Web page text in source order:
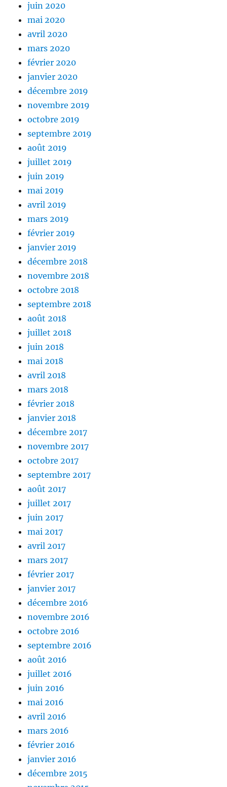
juin 2020
mai 2020
avril 2020
mars 2020
février 2020
janvier 2020
décembre 2019
novembre 2019
octobre 2019
septembre 2019
août 2019
juillet 2019
juin 2019
mai 2019
avril 2019
mars 2019
février 2019
janvier 2019
décembre 2018
novembre 2018
octobre 2018
septembre 2018
août 2018
juillet 2018
juin 2018
mai 2018
avril 2018
mars 2018
février 2018
janvier 2018
décembre 2017
novembre 2017
octobre 2017
septembre 2017
août 2017
juillet 2017
juin 2017
mai 2017
avril 2017
mars 2017
février 2017
janvier 2017
décembre 2016
novembre 2016
octobre 2016
septembre 2016
août 2016
juillet 2016
juin 2016
mai 2016
avril 2016
mars 2016
février 2016
janvier 2016
décembre 2015